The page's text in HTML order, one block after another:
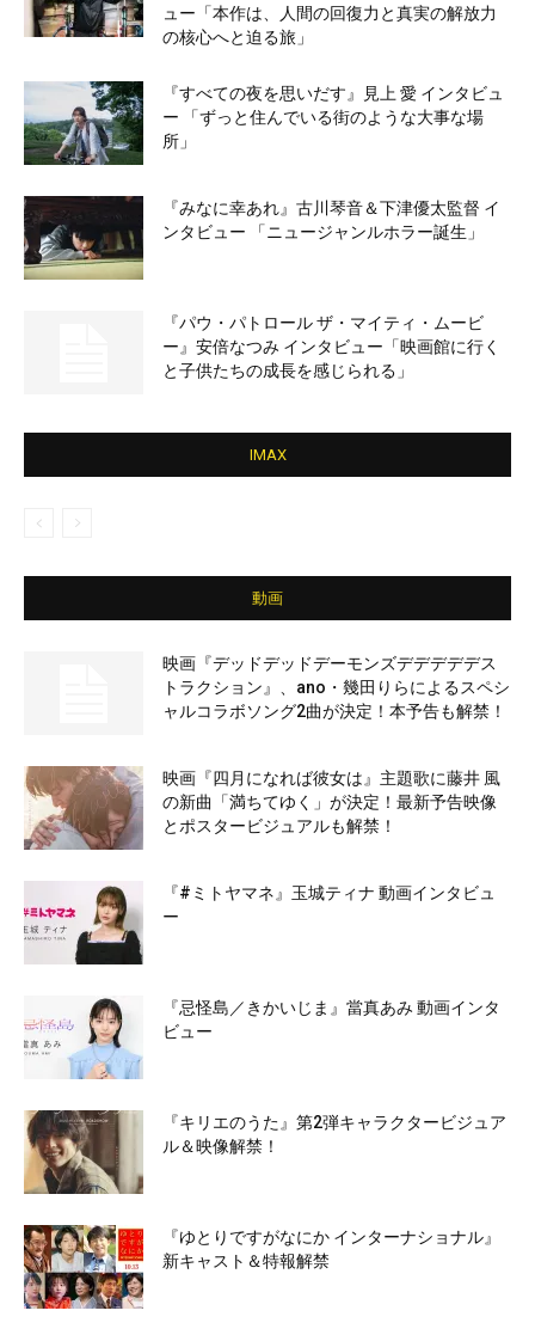
ュー「本作は、人間の回復力と真実の解放力
の核心へと迫る旅」
『すべての夜を思いだす』見上 愛 インタビュ
ー 「ずっと住んでいる街のような大事な場
所」
『みなに幸あれ』古川琴音＆下津優太監督 イ
ンタビュー 「ニュージャンルホラー誕生」
『パウ・パトロール ザ・マイティ・ムービ
ー』安倍なつみ インタビュー「映画館に行く
と子供たちの成長を感じられる」
IMAX
動画
映画『デッドデッドデーモンズデデデデデス
トラクション』、ano・幾田りらによるスペシ
ャルコラボソング2曲が決定！本予告も解禁！
映画『四月になれば彼女は』主題歌に藤井 風
の新曲「満ちてゆく」が決定！最新予告映像
とポスタービジュアルも解禁！
『#ミトヤマネ』玉城ティナ 動画インタビュ
ー
『忌怪島／きかいじま』當真あみ 動画インタ
ビュー
『キリエのうた』第2弾キャラクタービジュア
ル＆映像解禁！
『ゆとりですがなにか インターナショナル』
新キャスト＆特報解禁